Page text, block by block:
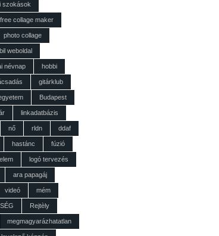
szokások
free collage maker
photo collage
weboldal
névnap hobbi
gitárklub
Budapest
linkadatbázis
nő rldn ddaf
hastánc fúzió
logó tervezés
ara papagáj
videó mém
Rejtèly
megmagyarázhatatlan